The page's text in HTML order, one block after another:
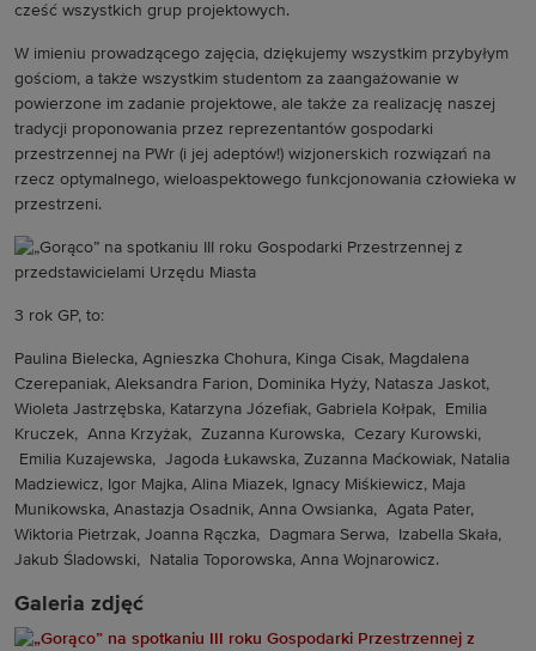
cześć wszystkich grup projektowych.
W imieniu prowadzącego zajęcia, dziękujemy wszystkim przybyłym
gościom, a także wszystkim studentom za zaangażowanie w
powierzone im zadanie projektowe, ale także za realizację naszej
tradycji proponowania przez reprezentantów gospodarki
przestrzennej na PWr (i jej adeptów!) wizjonerskich rozwiązań na
rzecz optymalnego, wieloaspektowego funkcjonowania człowieka w
przestrzeni.
3 rok GP, to:
Paulina Bielecka, Agnieszka Chohura, Kinga Cisak, Magdalena
Czerepaniak, Aleksandra Farion, Dominika Hyży, Natasza Jaskot,
Wioleta Jastrzębska, Katarzyna Józefiak, Gabriela Kołpak, Emilia
Kruczek, Anna Krzyżak, Zuzanna Kurowska, Cezary Kurowski,
Emilia Kuzajewska, Jagoda Łukawska, Zuzanna Maćkowiak, Natalia
Madziewicz, Igor Majka, Alina Miazek, Ignacy Miśkiewicz, Maja
Munikowska, Anastazja Osadnik, Anna Owsianka, Agata Pater,
Wiktoria Pietrzak, Joanna Rączka, Dagmara Serwa, Izabella Skała,
Jakub Śladowski, Natalia Toporowska, Anna Wojnarowicz.
Galeria zdjęć